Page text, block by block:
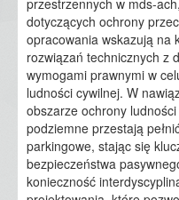
przestrzennych w mds-
dotyczących ochrony
opracowania wskazują na
rozwiązań technicznych z
wymogami prawnymi w
ludności cywilnej. W
obszarze ochrony
podziemne przestają
parkingowe, stając się
bezpieczeństwa
konieczność